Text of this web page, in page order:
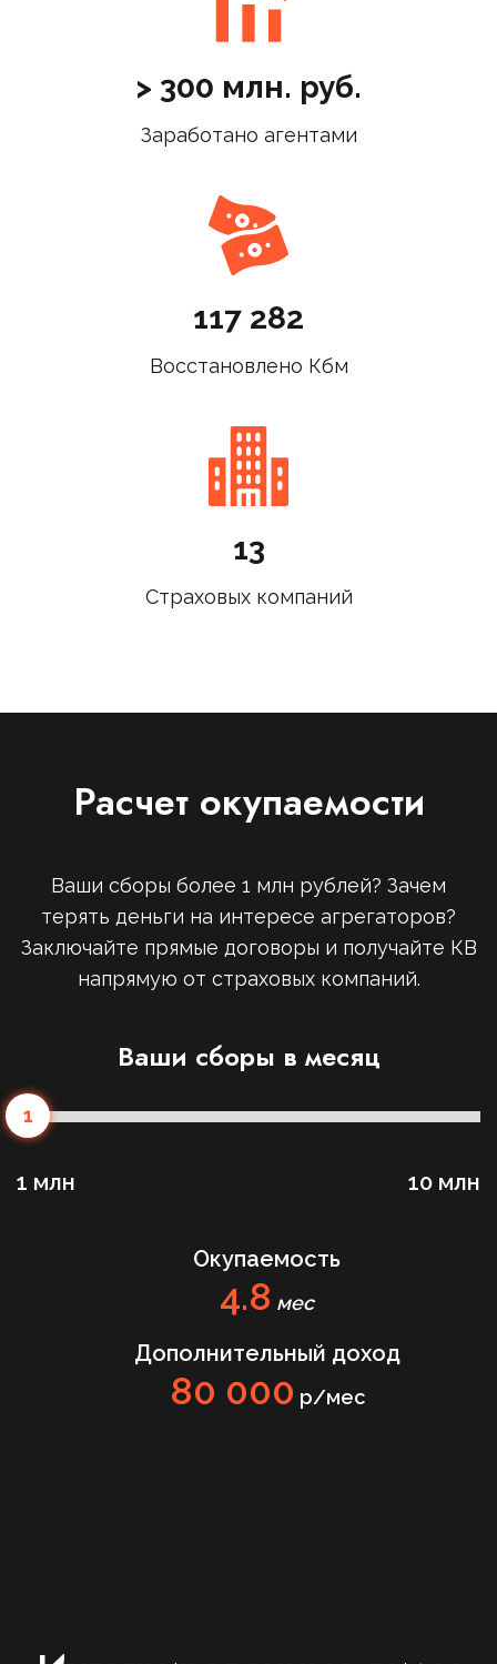
> 300 млн. руб.
Заработано агентами
117 282
Восстановлено Кбм
13
Страховых компаний
Расчет окупаемости
Ваши сборы более 1 млн рублей? Зачем
терять деньги на интересе агрегаторов?
Заключайте прямые договоры и получайте КВ
напрямую от страховых компаний.
Ваши сборы в месяц
1
1 млн 10 млн
Окупаемость
4.8 мес
Дополнительный доход
80 000 р/мес